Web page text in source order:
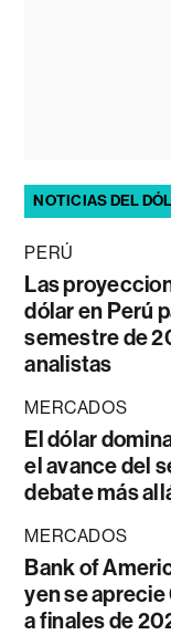
NOTICIAS DEL
PERÚ
Las
dólar en Perú
semestre de
analistas
MERCADOS
El dólar
el avance del
debate más
MERCADOS
Bank of
yen se
a finales de